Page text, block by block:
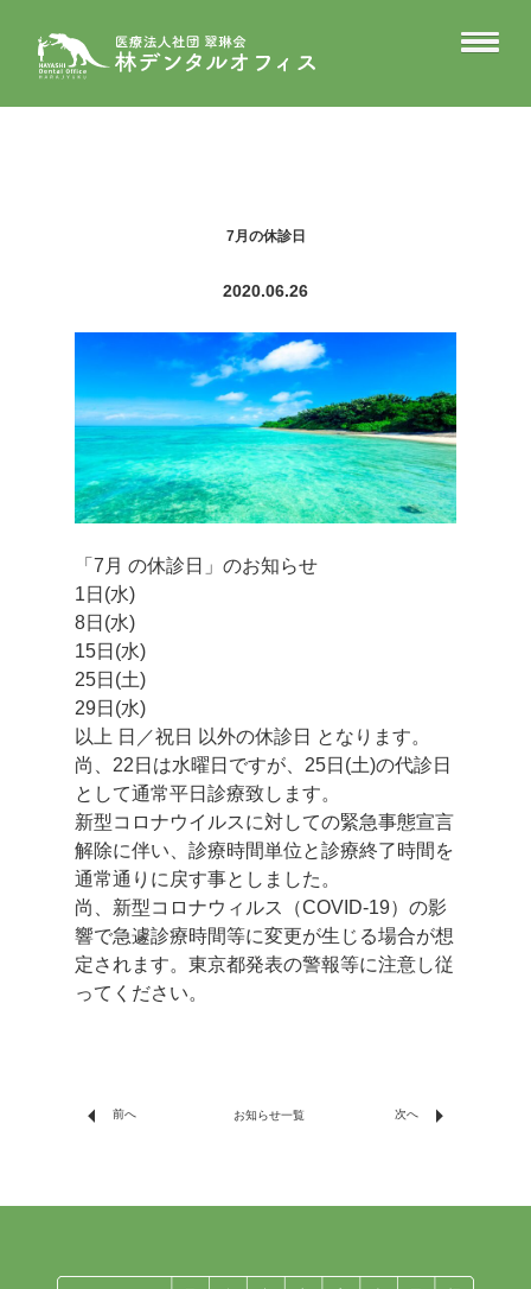
7月の休診日
2020.06.26
「7月 の休診日」のお知らせ
1日(水)
8日(水)
15日(水)
25日(土)
29日(水)
以上 日／祝日 以外の休診日 となります。
尚、22日は水曜日ですが、25日(土)の代診日
として通常平日診療致します。
新型コロナウイルスに対しての緊急事態宣言
解除に伴い、診療時間単位と診療終了時間を
通常通りに戻す事としました。
尚、新型コロナウィルス（COVID-19）の影
響で急遽診療時間等に変更が生じる場合が想
定されます。東京都発表の警報等に注意し従
ってください。
arrow_left 前へ お知らせ一覧 次へ arrow_right